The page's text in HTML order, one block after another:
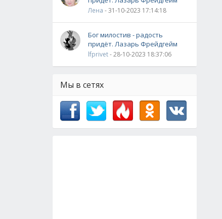
Лена - 31-10-2023 17:14:18
Бог милостив - радость
придёт. Лазарь Фрейдгейм
lfprivet- 28-10-2023 18:37:06
Мы в сетях